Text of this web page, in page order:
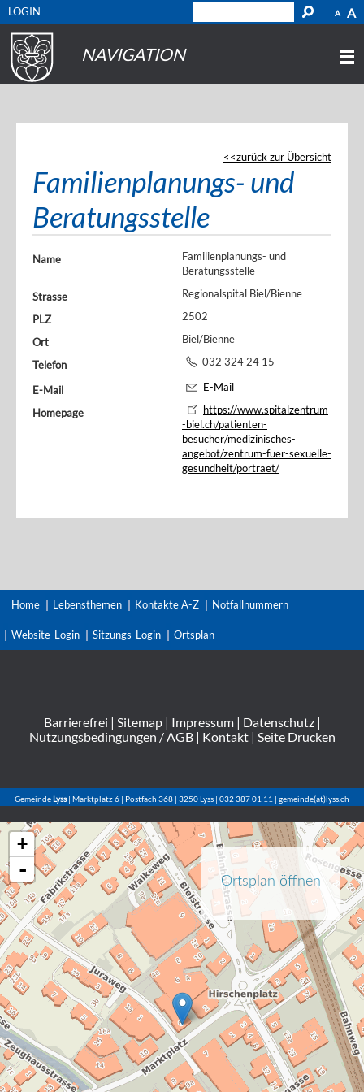
A A
LOGIN
NAVIGATION
zurück zur Übersicht
Familienplanungs- und
Beratungsstelle
Name
Familienplanungs- und
Beratungsstelle
Strasse
Regionalspital Biel/Bienne
PLZ
2502
Ort
Biel/Bienne
Telefon
032 324 24 15
E-Mail
E-Mail
Homepage
https://www.spitalzentrum
-biel.ch/patienten-
besucher/medizinisches-
angebot/zentrum-fuer-sexuelle-
gesundheit/portraet/
Home Lebensthemen Kontakte A-Z Notfallnummern
Website-Login Sitzungs-Login Ortsplan
Barrierefrei | Sitemap| Impressum| Datenschutz|
Nutzungsbedingungen / AGB| Kontakt| Seite Drucken
GemeindeLyss| Marktplatz 6 | Postfach 368 | 3250 Lyss | 032 387 01 11 | gemeinde(at)lyss.ch